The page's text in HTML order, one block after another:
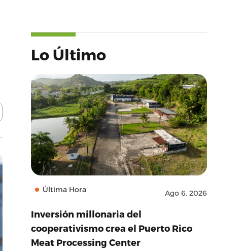
Lo Último
Última Hora Ago 6, 2026
Inversión millonaria del
cooperativismo crea el Puerto Rico
Meat Processing Center